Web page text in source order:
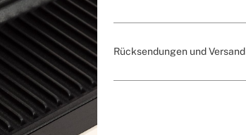
Rücksendungen und Versand